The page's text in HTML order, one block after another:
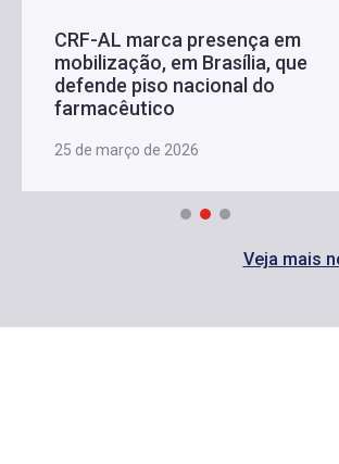
CRF-AL marca presença em
mobilização, em Brasília, que
defende piso nacional do
farmacêutico
25 de março de 2026
Veja mais